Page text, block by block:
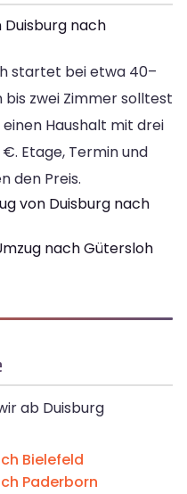
Duisburg nach
startet bei etwa 40–
zwei Zimmer solltest
Haushalt mit drei
€. Etage, Termin und
den Preis.
von Duisburg nach
nach Gütersloh
ab Duisburg
Bielefeld
Paderborn